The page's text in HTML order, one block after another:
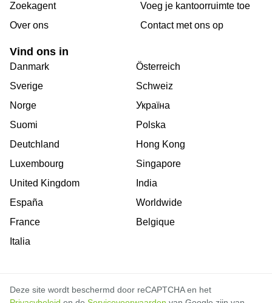
Zoekagent
Over ons
Voeg je kantoorruimte toe
Сontact met ons op
Vind ons in
Danmark
Sverige
Norge
Suomi
Deutchland
Luxembourg
United Kingdom
España
France
Italia
Österreich
Schweiz
Україна
Polska
Hong Kong
Singapore
India
Worldwide
Belgique
Deze site wordt beschermd door reCAPTCHA en het